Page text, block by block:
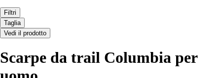
Filtri
Taglia
Vedi il prodotto
Scarpe da trail Columbia per